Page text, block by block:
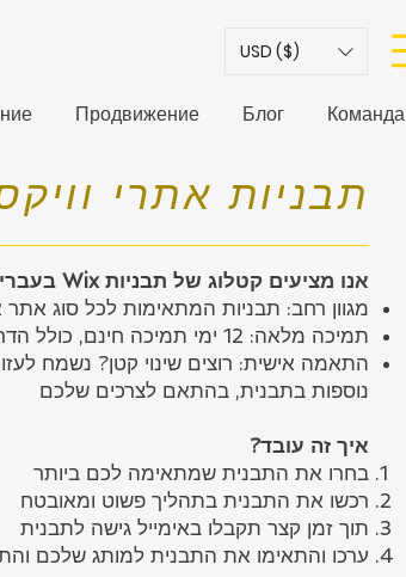
USD ($)
Продвижение Блог Команда
תבניות אתרי
אנו מציעים קטלוג של תבניות Wix בעברית, מוכנות לשימוש מיידי:
מגוון רחב: תבניות המתאימות לכל סוג אתר
תמיכה מלאה: 12 ימי תמיכה חינם, כולל הדרכה, התקנה ותמיכה טכנית
התאמה אישית: רוצים שינוי קטן? נשמח
נוספות בתבנית, בהתאם לצרכים שלכם
איך זה עובד?
בחרו את התבנית שמתאימה לכם ביותר
רכשו את התבנית בתהליך פשוט ומאובטח
תוך זמן קצר תקבלו באימייל גישה לתבנית
ערכו והתאימו את התבנית למותג שלכם